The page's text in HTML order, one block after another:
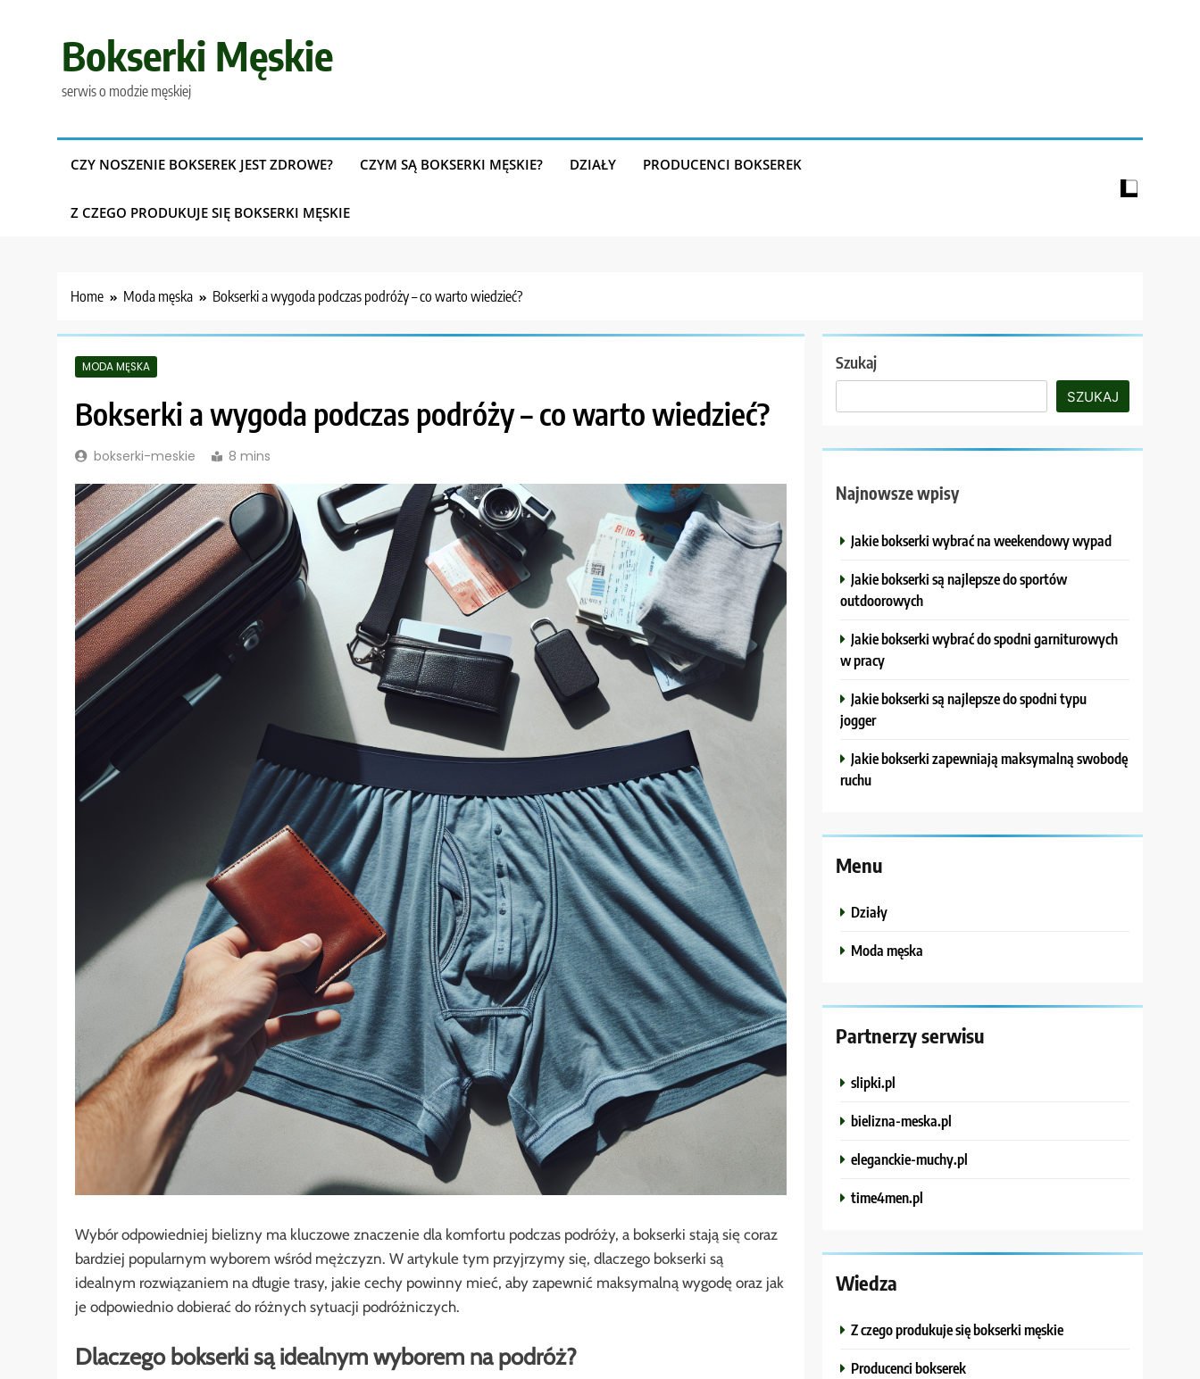
Bokserki Męskie
serwis o modzie męskiej
CZY NOSZENIE BOKSEREK JEST ZDROWE? CZYM SĄ BOKSERKI MĘSKIE? DZIAŁY PRODUCENCI BOKSEREK
Z CZEGO PRODUKUJE SIĘ BOKSERKI MĘSKIE
Home Moda męska Bokserki a wygoda podczas podróży – co warto wiedzieć?
MODA MĘSKA
Bokserki a wygoda podczas podróży – co warto wiedzieć?
bokserki-meskie 8 mins
Wybór odpowiedniej bielizny ma kluczowe znaczenie dla komfortu podczas podróży, a bokserki stają się coraz
bardziej popularnym wyborem wśród mężczyzn. W artykule tym przyjrzymy się, dlaczego bokserki są
idealnym rozwiązaniem na długie trasy, jakie cechy powinny mieć, aby zapewnić maksymalną wygodę oraz jak
je odpowiednio dobierać do różnych sytuacji podróżniczych.
Dlaczego bokserki są idealnym wyborem na podróż?
Szukaj
SZUKAJ
Najnowsze wpisy
Jakie bokserki wybrać na weekendowy wypad
Jakie bokserki są najlepsze do sportów
outdoorowych
Jakie bokserki wybrać do spodni garniturowych
w pracy
Jakie bokserki są najlepsze do spodni typu
jogger
Jakie bokserki zapewniają maksymalną swobodę
ruchu
Menu
Działy
Moda męska
Partnerzy serwisu
slipki.pl
bielizna-meska.pl
eleganckie-muchy.pl
time4men.pl
Wiedza
Z czego produkuje się bokserki męskie
Producenci bokserek